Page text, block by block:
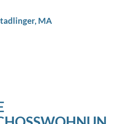
MA